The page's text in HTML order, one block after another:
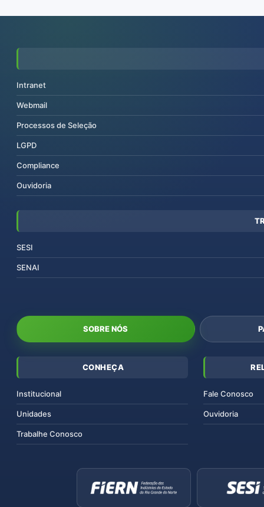
Intranet
Webmail
Processos de Seleção
LGPD
Compliance
Ouvidoria
SESI
SENAI
SOBRE NÓS
CONHEÇA
Institucional
Unidades
Trabalhe Conosco
Fale Conosco
Ouvidoria